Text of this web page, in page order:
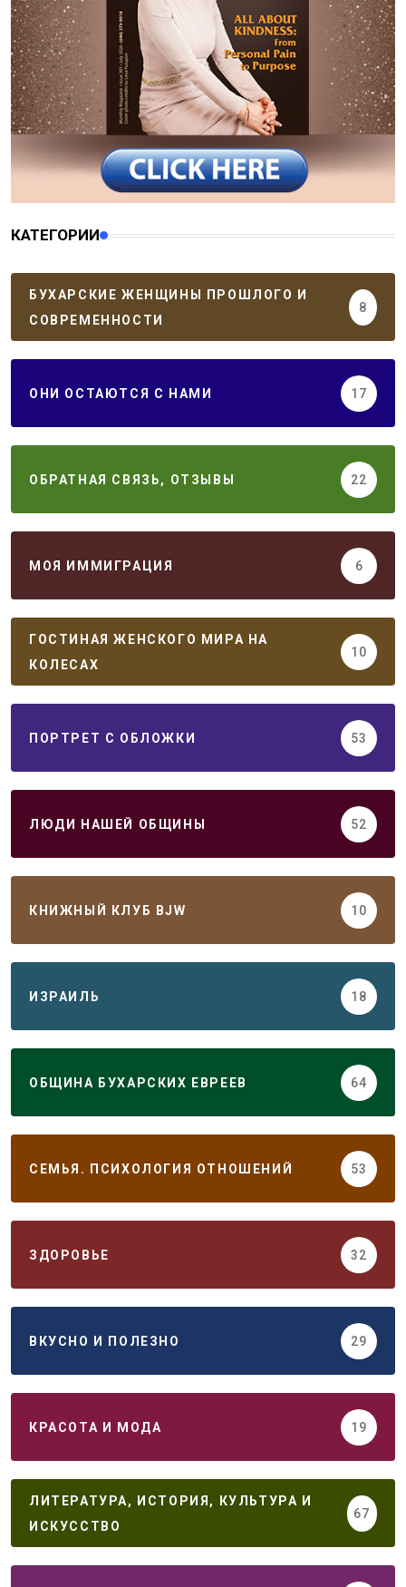
КАТЕГОРИИ
БУХАРСКИЕ ЖЕНЩИНЫ ПРОШЛОГО И
СОВРЕМЕННОСТИ
8
ОНИ ОСТАЮТСЯ С НАМИ 17
ОБРАТНАЯ СВЯЗЬ, ОТЗЫВЫ 22
МОЯ ИММИГРАЦИЯ 6
ГОСТИНАЯ ЖЕНСКОГО МИРА НА
КОЛЕСАХ
10
ПОРТРЕТ С ОБЛОЖКИ 53
ЛЮДИ НАШЕЙ ОБЩИНЫ 52
КНИЖНЫЙ КЛУБ BJW 10
ИЗРАИЛЬ 18
ОБЩИНА БУХАРСКИХ ЕВРЕЕВ 64
СЕМЬЯ. ПСИХОЛОГИЯ ОТНОШЕНИЙ 53
ЗДОРОВЬЕ 32
ВКУСНО И ПОЛЕЗНО 29
КРАСОТА И МОДА 19
ЛИТЕРАТУРА, ИСТОРИЯ, КУЛЬТУРА И
ИСКУССТВО
67